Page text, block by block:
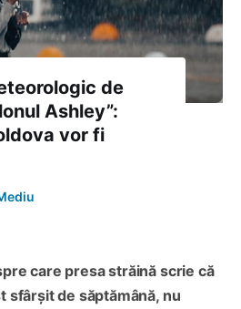
de
Ashley”:
vor fi
care presa străină scrie că
sfârșit de săptămână, nu